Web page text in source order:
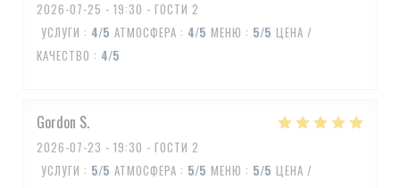
2026-07-25 - 19:30 - ГОСТИ 2
УСЛУГИ : 4/5 АТМОСФЕРА : 4/5 МЕНЮ : 5/5 ЦЕНА /
КАЧЕСТВО : 4/5
Gordon S
2026-07-23 - 19:30 - ГОСТИ 2
УСЛУГИ : 5/5 АТМОСФЕРА : 5/5 МЕНЮ : 5/5 ЦЕНА /